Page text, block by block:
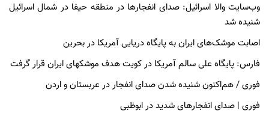
وب‌سایت والا اسرائیل: صدای انفجارها در منطقه حیفا در شمال اسرائیل
شنیده شد
اصابت‌ موشک‌های ایران به پایگاه دریایی آمریکا در بحرین
فارس: پایگاه علی سالم آمریکا در کویت هدف موشکهای ایران قرار گرفت
فوری / هم‌اکنون شنیده شدن صدای انفجار در عربستان و اردن
فوری | صدای انفجارهای شدید در ابوظبی